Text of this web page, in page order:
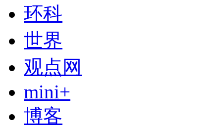
环科
世界
观点网
mini+
博客